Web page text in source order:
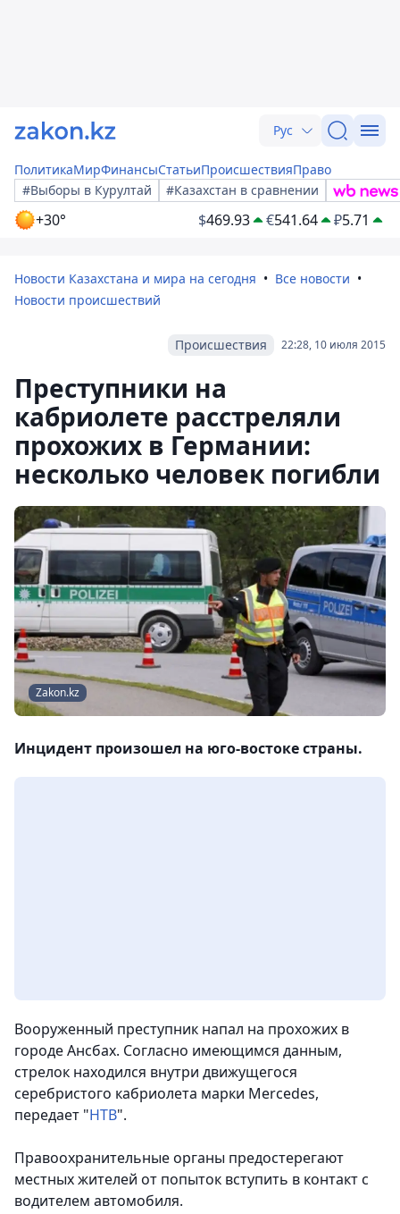
Рус
ПолитикаМирФинансыСтатьиПроисшествияПраво
#Выборы в Курултай
#Казахстан в сравнении
+30° $469.93 €541.64 ₽5.71
Новости Казахстана и мира на сегодня
Все новости
Новости происшествий
22:28, 10 июля 2015
Происшествия
Преступники на
кабриолете расстреляли
прохожих в Германии:
несколько человек погибли
Zakon.kz
Инцидент произошел на юго-востоке страны.
Вооруженный преступник напал на прохожих в
городе Ансбах. Согласно имеющимся данным,
стрелок находился внутри движущегося
серебристого кабриолета марки Mercedes,
передает "НТВ".
Правоохранительные органы предостерегают
местных жителей от попыток вступить в контакт с
водителем автомобиля.